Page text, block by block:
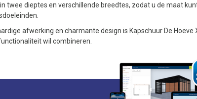
twee dieptes en verschillende breedtes, zodat u de maat
afwerking en charmante design is Kapschuur De Hoeve
wil combineren.